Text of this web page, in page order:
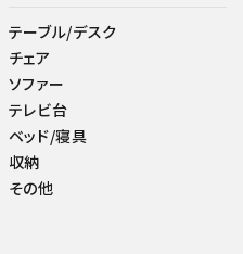
テーブル/デスク
チェア
ソファー
テレビ台
ベッド/寝具
収納
その他